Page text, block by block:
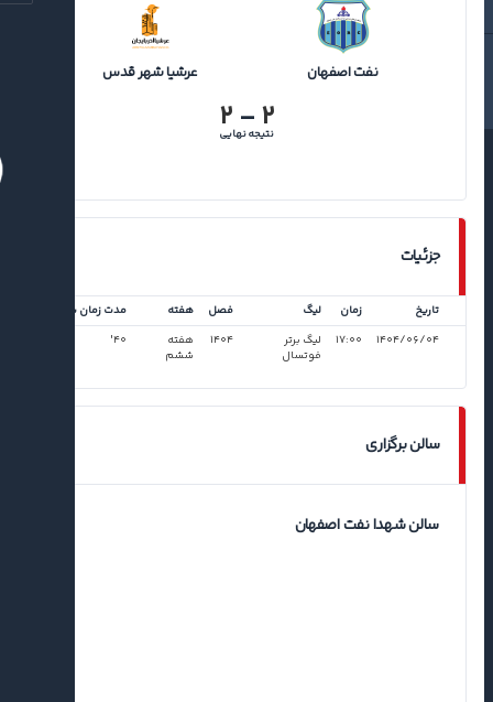
نفت اصفهان عرشیا شهر قدس
۲- ۲
نتیجه نهایی
جزئیات
تاریخ زمان لیگ فصل هفته
مدت زمان بازی
۱۴۰۴/۰۶/۰۴
۱۷:۰۰
لیگ برتر
فوتسال
۱۴۰۴
هفته
ششم
۴۰'
سالن برگزاری
سالن شهدا نفت اصفهان